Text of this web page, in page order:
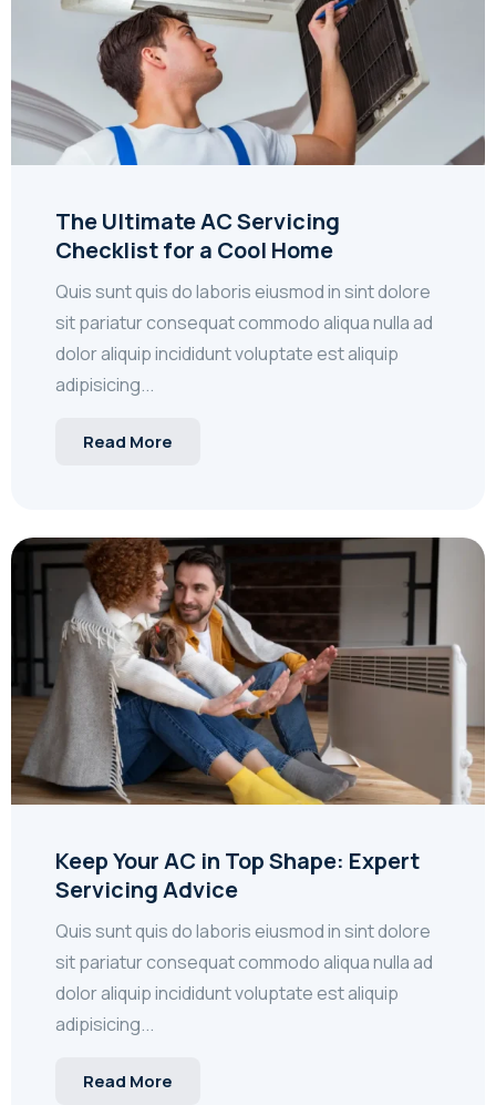
The Ultimate AC Servicing
Checklist for a Cool Home
Quis sunt quis do laboris eiusmod in sint dolore
sit pariatur consequat commodo aliqua nulla ad
dolor aliquip incididunt voluptate est aliquip
adipisicing...
Read More
Keep Your AC in Top Shape: Expert
Servicing Advice
Quis sunt quis do laboris eiusmod in sint dolore
sit pariatur consequat commodo aliqua nulla ad
dolor aliquip incididunt voluptate est aliquip
adipisicing...
Read More